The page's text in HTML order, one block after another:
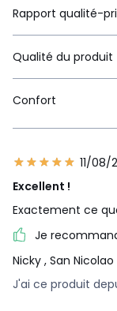
Rapport qualité-
Qualité du produit
Confort
11/08/
Excellent !
Exactement ce
Je
Nicky , San Nicolao
J'ai ce produit